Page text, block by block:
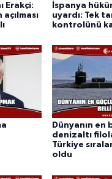
Erakçi:
açılması
İspanya
uyardı: Tek
kontrolünü
Dünyanın en
denizaltı
Türkiye
oldu